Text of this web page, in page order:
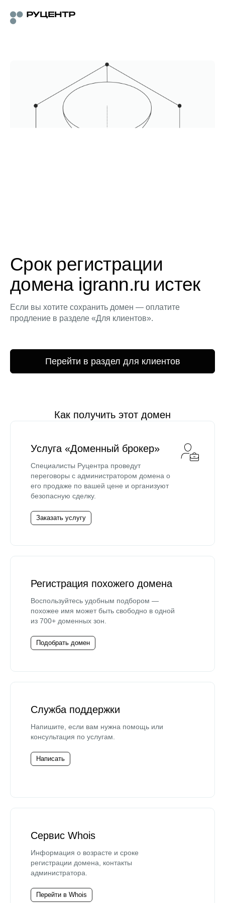
Срок регистрации
домена igrann.ru истек
Если вы хотите сохранить домен — оплатите
продление в разделе «Для клиентов».
Перейти в раздел для клиентов
Как получить этот домен
Услуга «Доменный брокер»
Специалисты Руцентра проведут
переговоры с администратором домена о
его продаже по вашей цене и организуют
безопасную сделку.
Заказать услугу
Регистрация похожего домена
Воспользуйтесь удобным подбором —
похожее имя может быть свободно в одной
из 700+ доменных зон.
Подобрать домен
Служба поддержки
Напишите, если вам нужна помощь или
консультация по услугам.
Написать
Сервис Whois
Информация о возрасте и сроке
регистрации домена, контакты
администратора.
Перейти в Whois